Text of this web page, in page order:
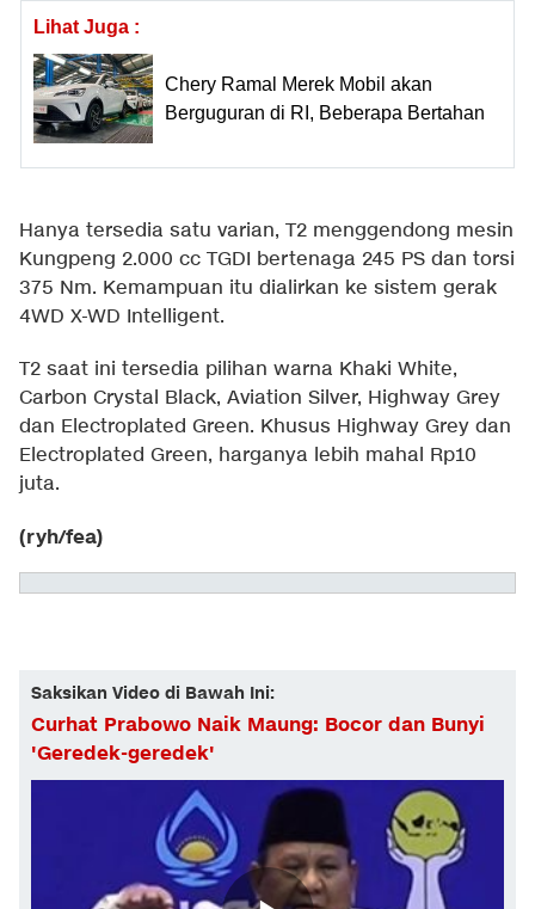
Lihat Juga :
Chery Ramal Merek Mobil akan
Berguguran di RI, Beberapa Bertahan
Hanya tersedia satu varian, T2 menggendong mesin
Kungpeng 2.000 cc TGDI bertenaga 245 PS dan torsi
375 Nm. Kemampuan itu dialirkan ke sistem gerak
4WD X-WD Intelligent.
T2 saat ini tersedia pilihan warna Khaki White,
Carbon Crystal Black, Aviation Silver, Highway Grey
dan Electroplated Green. Khusus Highway Grey dan
Electroplated Green, harganya lebih mahal Rp10
juta.
(ryh/fea)
Saksikan Video di Bawah Ini:
Curhat Prabowo Naik Maung: Bocor dan Bunyi
'Geredek-geredek'